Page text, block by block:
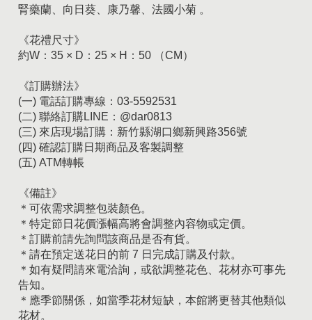
腎藥蘭、向日葵、康乃馨、法國小菊 。
《花禮尺寸》
約W：35 × D：25 × H：50 （CM）
《訂購辦法》
(一) 電話訂購專線：03-5592531
(二) 聯絡訂購LINE：@dar0813
(三) 來店現場訂購：新竹縣湖口鄉新興路356號
(四) 確認訂購日期商品及客製調整
(五) ATM轉帳
《備註》
＊可依需求調整包裝顏色。
＊特定節日花價漲幅高將會調整內容物或定價。
＊訂購前請先詢問該商品是否有貨。
＊請在預定送花日的前 7 日完成訂購及付款。
＊如有疑問請來電洽詢，或欲調整花色、花材亦可事先
告知。
＊應季節關係，如當季花材短缺，本館將更替其他類似
花材。